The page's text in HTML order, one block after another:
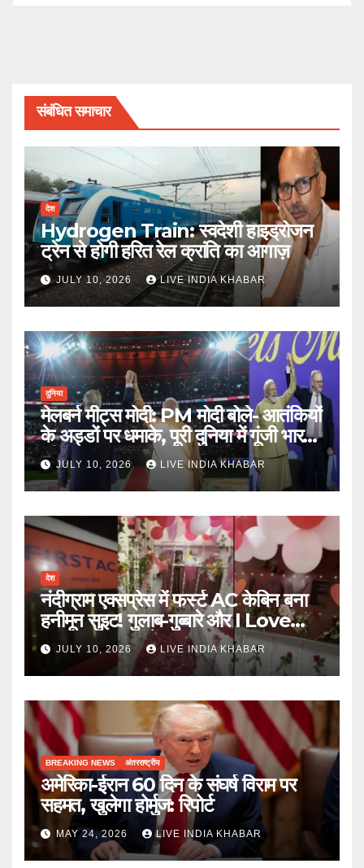
संबंधित समाचार
देश
Hydrogen Train: स्वदेशी हाइड्रोजन
ट्रेन से होगी हरित रेल क्रांति का आगाज़
JULY 10, 2026 LIVE INDIA KHABAR
दुनिया
मेलबर्न मीट्स मोदी: PM मोदी बोले- आतंकियों
के अड्डों पर धमाके, पूरी दुनिया में गूंजी भारत
की ताकत
JULY 10, 2026 LIVE INDIA KHABAR
देश
नंदीग्राम एक्सप्रेस में फर्स्ट AC केबिन बना
हनीमून सुइट! गुलाब-गुब्बारे और I Love
You, TTE सस्पेंड
JULY 10, 2026 LIVE INDIA KHABAR
BREAKING NEWS अंतरराष्ट्रीय
अमेरिका-ईरान 60 दिन के संघर्ष विराम पर
सहमत, खुलेगा होर्मुज: रिपोर्ट
MAY 24, 2026 LIVE INDIA KHABAR